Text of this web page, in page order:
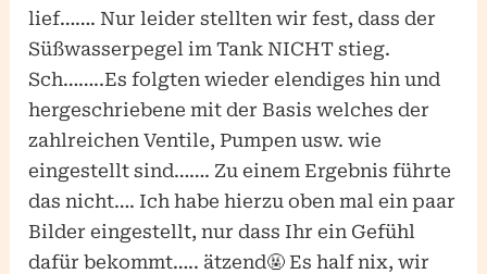
lief……. Nur leider stellten wir fest, dass der
Süßwasserpegel im Tank NICHT stieg.
Sch……..Es folgten wieder elendiges hin und
hergeschriebene mit der Basis welches der
zahlreichen Ventile, Pumpen usw. wie
eingestellt sind……. Zu einem Ergebnis führte
das nicht…. Ich habe hierzu oben mal ein paar
Bilder eingestellt, nur dass Ihr ein Gefühl
dafür bekommt….. ätzend🤬 Es half nix, wir